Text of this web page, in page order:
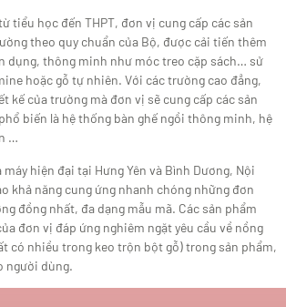
tiểu học đến THPT, đơn vị cung cấp các sản
theo quy chuẩn của Bộ, được cải tiến thêm
dụng, thông minh như móc treo cặp sách… sử
hoặc gỗ tự nhiên. Với các trường cao đẳng,
kế của trường mà đơn vị sẽ cung cấp các sản
biến là hệ thống bàn ghế ngồi thông minh, hệ
…
hiện đại tại Hưng Yên và Bình Dương, Nội
khả năng cung ứng nhanh chóng những đơn
đồng nhất, đa dạng mẫu mã. Các sản phẩm
đơn vị đáp ứng nghiêm ngặt yêu cầu về nồng
có nhiều trong keo trộn bột gỗ) trong sản phẩm,
người dùng.